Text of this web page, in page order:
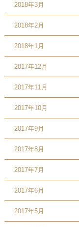
2018年3月
2018年2月
2018年1月
2017年12月
2017年11月
2017年10月
2017年9月
2017年8月
2017年7月
2017年6月
2017年5月